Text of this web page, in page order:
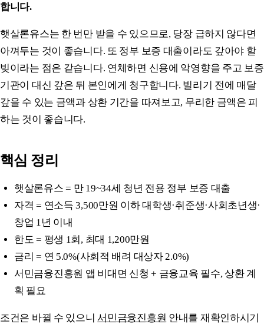
합니다.
햇살론유스는 한 번만 받을 수 있으므로, 당장 급하지 않다면
아껴두는 것이 좋습니다. 또 정부 보증 대출이라도 갚아야 할
빚이라는 점은 같습니다. 연체하면 신용에 악영향을 주고 보증
기관이 대신 갚은 뒤 본인에게 청구합니다. 빌리기 전에 매달
갚을 수 있는 금액과 상환 기간을 따져보고, 무리한 금액은 피
하는 것이 좋습니다.
핵심 정리
햇살론유스 = 만 19~34세 청년 전용 정부 보증 대출
자격 = 연소득 3,500만원 이하 대학생·취준생·사회초년생·
창업 1년 이내
한도 = 평생 1회, 최대 1,200만원
금리 = 연 5.0%(사회적 배려 대상자 2.0%)
서민금융진흥원 앱 비대면 신청 + 금융교육 필수, 상환 계
획 필요
조건은 바뀔 수 있으니 서민금융진흥원 안내를 재확인하시기